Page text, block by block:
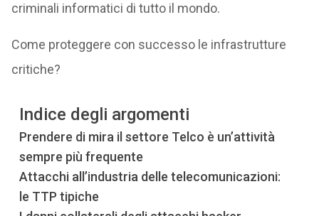
criminali informatici di tutto il mondo.
Come proteggere con successo le infrastrutture
critiche?
Indice degli argomenti
Prendere di mira il settore Telco è un’attività
sempre più frequente
Attacchi all’industria delle telecomunicazioni:
le TTP tipiche